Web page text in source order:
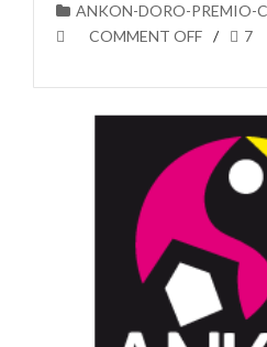
ANKON-DORO-PREMIO-
COMMENT OFF
7